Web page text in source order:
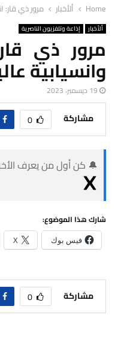
Home ألأخبار مرور ذي قار:
ألأخبار إذاعة وتلفزيون الناصرية
مرور ذي
وانسيابية
19 ديسمبر، 2023
مشاركة 0
🔔 كن أول من يعرف
شارك هذا الموضوع:
فيس بوك X
مشاركة 0